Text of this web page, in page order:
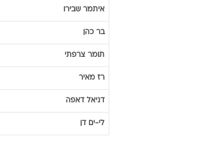
איתמר שבירו
בר כהן
תומר צרפתי
רז מאיר
דניאל דאפה
לי-ים דן